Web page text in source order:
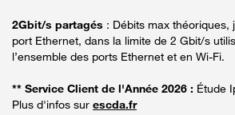
2Gbit/s partagés : Débits max théoriques,
port Ethernet, dans la limite de 2 Gbit/s
l’ensemble des ports Ethernet et en Wi-Fi.
** Service Client de l'Année 2026 : Étude
Plus d'infos sur escda.fr